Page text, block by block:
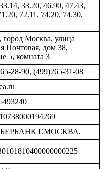
33.20, 46.90, 47.43,
72.11, 74.20, 74.30,
город Москва, улица
Почтовая, дом 38,
5, комната 3
28-90, (499)265-31-08
Г.МОСКВА,